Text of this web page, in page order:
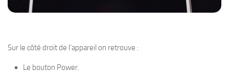
Sur le côté droit de l’appareil on retrouve :
Le bouton Power.